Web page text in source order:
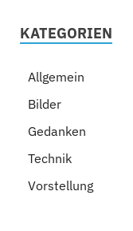
KATEGORIEN
Allgemein
Bilder
Gedanken
Technik
Vorstellung